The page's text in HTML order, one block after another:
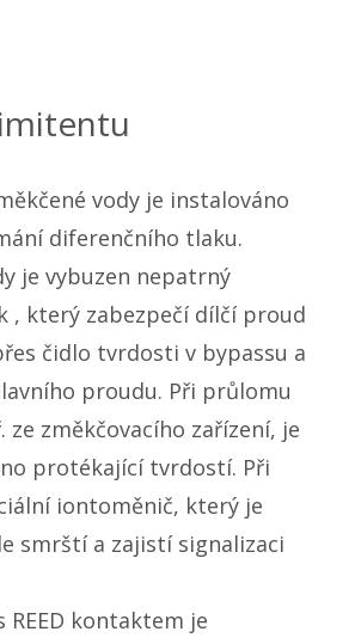
vody je instalováno
diferenčního tlaku.
je vybuzen nepatrný
, který zabezpečí dílčí proud
čidlo tvrdosti v bypassu a
proudu. Při průlomu
změkčovacího zařízení, je
protékající tvrdostí. Při
iontoměnič, který je
smrští a zajistí signalizaci
REED kontaktem je